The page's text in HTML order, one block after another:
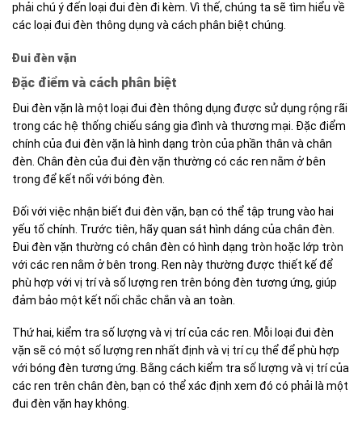
phải chú ý đến loại đui đèn đi kèm. Vì thế, chúng ta sẽ tìm hiểu về
các loại đui đèn thông dụng và cách phân biệt chúng.
Đui đèn vặn
Đặc điểm và cách phân biệt
Đui đèn vặn là một loại đui đèn thông dụng được sử dụng rộng rãi
trong các hệ thống chiếu sáng gia đình và thương mại. Đặc điểm
chính của đui đèn vặn là hình dạng tròn của phần thân và chân
đèn. Chân đèn của đui đèn vặn thường có các ren nằm ở bên
trong để kết nối với bóng đèn.
Đối với việc nhận biết đui đèn vặn, bạn có thể tập trung vào hai
yếu tố chính. Trước tiên, hãy quan sát hình dáng của chân đèn.
Đui đèn vặn thường có chân đèn có hình dạng tròn hoặc lớp tròn
với các ren nằm ở bên trong. Ren này thường được thiết kế để
phù hợp với vị trí và số lượng ren trên bóng đèn tương ứng, giúp
đảm bảo một kết nối chắc chắn và an toàn.
Thứ hai, kiểm tra số lượng và vị trí của các ren. Mỗi loại đui đèn
vặn sẽ có một số lượng ren nhất định và vị trí cụ thể để phù hợp
với bóng đèn tương ứng. Bằng cách kiểm tra số lượng và vị trí của
các ren trên chân đèn, bạn có thể xác định xem đó có phải là một
đui đèn vặn hay không.